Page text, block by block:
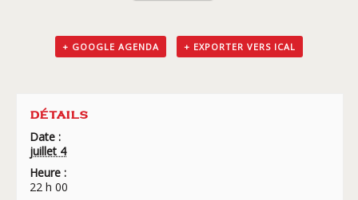
+ GOOGLE AGENDA + EXPORTER VERS ICAL
DÉTAILS
Date :
juillet 4
Heure :
22 h 00